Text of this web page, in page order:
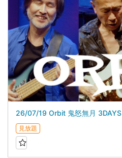
26/07/19 Orbit 鬼怒無月 3DAYS
見放題